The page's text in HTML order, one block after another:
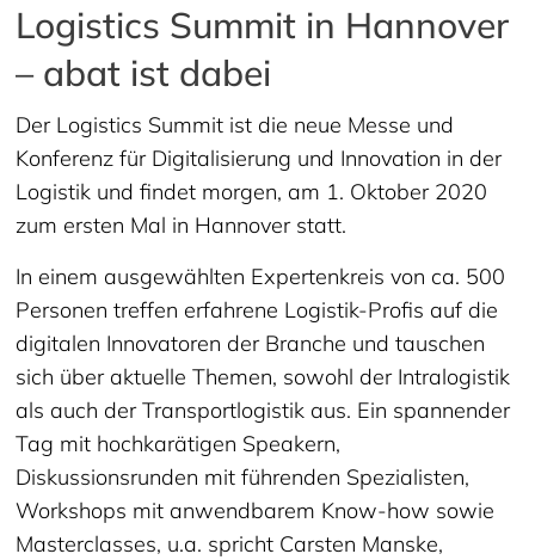
Logistics Summit in Hannover
– abat ist dabei
Der Logistics Summit ist die neue Messe und
Konferenz für Digitalisierung und Innovation in der
Logistik und findet morgen, am 1. Oktober 2020
zum ersten Mal in Hannover statt.
In einem ausgewählten Expertenkreis von ca. 500
Personen treffen erfahrene Logistik-Profis auf die
digitalen Innovatoren der Branche und tauschen
sich über aktuelle Themen, sowohl der Intralogistik
als auch der Transportlogistik aus. Ein spannender
Tag mit hochkarätigen Speakern,
Diskussionsrunden mit führenden Spezialisten,
Workshops mit anwendbarem Know-how sowie
Masterclasses, u.a. spricht Carsten Manske,